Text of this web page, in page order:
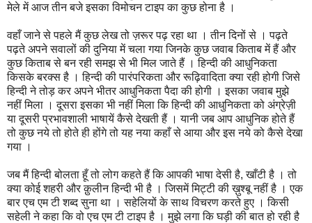
मेले में आज तीन बजे इसका विमोचन टाइप का कुछ होना है ।
वहाँ जाने से पहले मैं कुछ लेख तो ज़रूर पढ़ रहा था । तीन दिनों से । पढ़ते
पढ़ते अपने सवालों की दुनिया में चला गया जिनके कुछ जवाब किताब में हैं और
कुछ किताब से बन रही समझ से भी मिल जाते हैं । हिन्दी की आधुनिकता
किसके बरक्स है । हिन्दी की पारंपरिकता और रूढ़िवादिता क्या रही होगी जिसे
हिन्दी ने तोड़ कर अपने भीतर आधुनिकता पैदा की होगी । इसका जवाब मुझे
नहीं मिला । दूसरा इसका भी नहीं मिला कि हिन्दी की आधुनिकता को अंग्रेज़ी
या दूसरी प्रभावशाली भाषायें कैसे देखती हैं । यानी जब आप आधुनिक होते हैं
तो कुछ नये तो होते ही होंगे तो यह नया कहाँ से आया और इस नये को कैसे देखा
गया ।
जब मैं हिन्दी बोलता हूँ तो लोग कहते हैं कि आपकी भाषा देसी है, खाँटी है । तो
क्या कोई शहरी और क़ुलीन हिन्दी भी है । जिसमें मिट्टी की ख़ुश्बू नहीं है । एक
बार एच एम टी शब्द सुना था । सहेलियों के साथ विचरण करते हुए । किसी
सहेली ने कहा कि वो एच एम टी टाइप है । मुझे लगा कि घड़ी की बात हो रही है